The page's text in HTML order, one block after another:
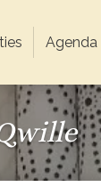
Agenda